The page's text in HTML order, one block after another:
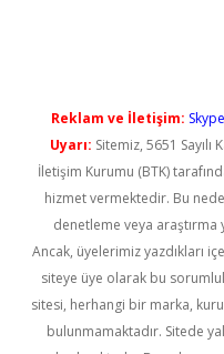
Reklam ve İletişim:
Uyarı: Sitemiz, 5651
İletişim Kurumu (BTK)
hizmet vermektedir. Bu
denetleme veya
Ancak, üyelerimiz yazdıkları
siteye üye olarak bu
sitesi, herhangi bir marka,
bulunmamaktadır. Sitede